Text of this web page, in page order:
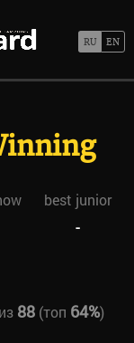
best junior
-
88(топ 64%)